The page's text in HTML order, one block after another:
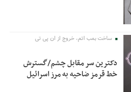
ساخت بمب اتم، خروج از ان پی تی
دکترین سر مقابل چشم/گسترش
خط قرمز ضاحیه به مرز اسرائیل